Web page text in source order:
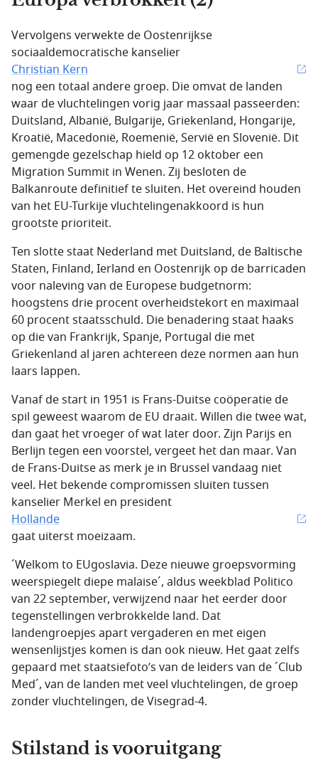
Vervolgens verwekte de Oostenrijkse
sociaaldemocratische kanselier
Christian Kern
nog een totaal andere groep. Die omvat de landen
waar de vluchtelingen vorig jaar massaal passeerden:
Duitsland, Albanië, Bulgarije, Griekenland, Hongarije,
Kroatië, Macedonië, Roemenië, Servië en Slovenië. Dit
gemengde gezelschap hield op 12 oktober een
Migration Summit in Wenen. Zij besloten de
Balkanroute definitief te sluiten. Het overeind houden
van het EU-Turkije vluchtelingenakkoord is hun
grootste prioriteit.
Ten slotte staat Nederland met Duitsland, de Baltische
Staten, Finland, Ierland en Oostenrijk op de barricaden
voor naleving van de Europese budgetnorm:
hoogstens drie procent overheidstekort en maximaal
60 procent staatsschuld. Die benadering staat haaks
op die van Frankrijk, Spanje, Portugal die met
Griekenland al jaren achtereen deze normen aan hun
laars lappen.
Vanaf de start in 1951 is Frans-Duitse coöperatie de
spil geweest waarom de EU draait. Willen die twee wat,
dan gaat het vroeger of wat later door. Zijn Parijs en
Berlijn tegen een voorstel, vergeet het dan maar. Van
de Frans-Duitse as merk je in Brussel vandaag niet
veel. Het bekende compromissen sluiten tussen
kanselier Merkel en president
Hollande
gaat uiterst moeizaam.
´Welkom to EUgoslavia. Deze nieuwe groepsvorming
weerspiegelt diepe malaise´, aldus weekblad Politico
van 22 september, verwijzend naar het eerder door
tegenstellingen verbrokkelde land. Dat
landengroepjes apart vergaderen en met eigen
wensenlijstjes komen is dan ook nieuw. Het gaat zelfs
gepaard met staatsiefoto’s van de leiders van de ´Club
Med´, van de landen met veel vluchtelingen, de groep
zonder vluchtelingen, de Visegrad-4.
Stilstand is vooruitgang